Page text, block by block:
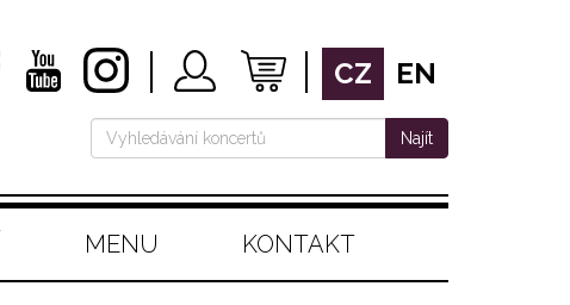
CZ EN
Najít
MENU KONTAKT